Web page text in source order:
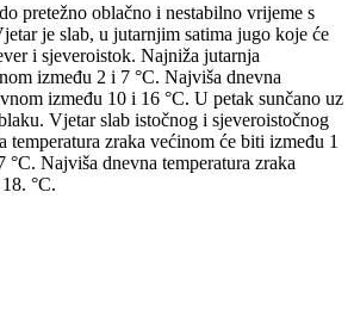
pretežno oblačno i nestabilno vrijeme s
je slab, u jutarnjim satima jugo koje će
i sjeveroistok. Najniža jutarnja
između 2 i 7 °C. Najviša dnevna
između 10 i 16 °C. U petak sunčano uz
Vjetar slab istočnog i sjeveroistočnog
temperatura zraka većinom će biti između 1
Najviša dnevna temperatura zraka
°C.